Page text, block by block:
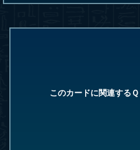
このカードに関連するＱ